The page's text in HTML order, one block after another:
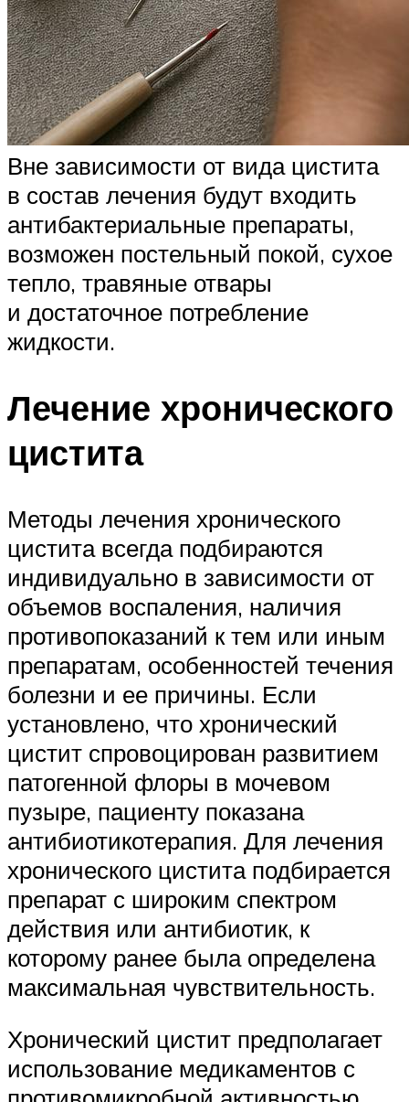
Вне зависимости от вида цистита
в состав лечения будут входить
антибактериальные препараты,
возможен постельный покой, сухое
тепло, травяные отвары
и достаточное потребление
жидкости.
Лечение хронического
цистита
Методы лечения хронического
цистита всегда подбираются
индивидуально в зависимости от
объемов воспаления, наличия
противопоказаний к тем или иным
препаратам, особенностей течения
болезни и ее причины. Если
установлено, что хронический
цистит спровоцирован развитием
патогенной флоры в мочевом
пузыре, пациенту показана
антибиотикотерапия. Для лечения
хронического цистита подбирается
препарат с широким спектром
действия или антибиотик, к
которому ранее была определена
максимальная чувствительность.
Хронический цистит предполагает
использование медикаментов с